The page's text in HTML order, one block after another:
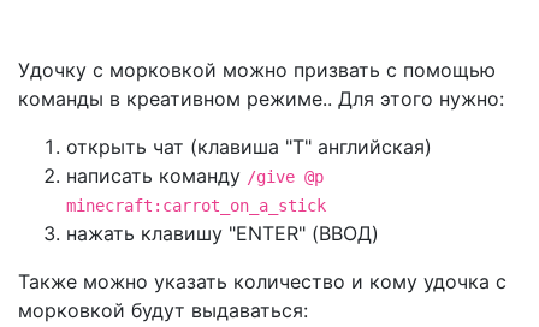
Удочку с морковкой можно призвать с помощью
команды в креативном режиме.. Для этого нужно:
открыть чат (клавиша "T" английская)
написать команду /give @p
minecraft:carrot_on_a_stick
нажать клавишу "ENTER" (ВВОД)
Также можно указать количество и кому удочка с
морковкой будут выдаваться: